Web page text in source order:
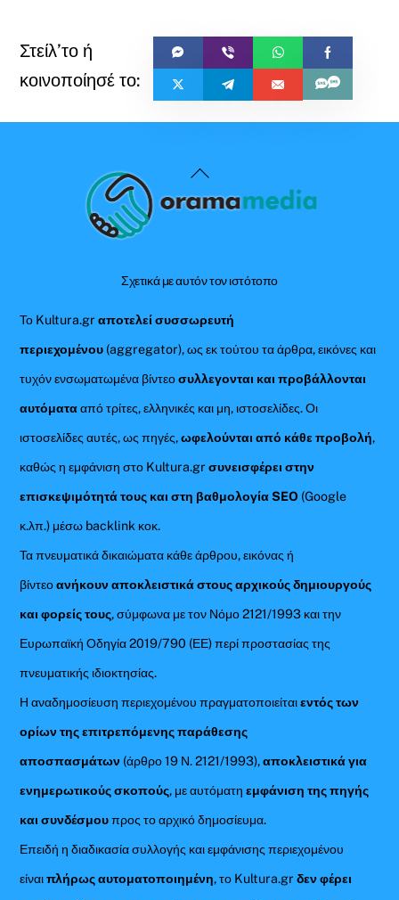
Back
To
Σχετικά με αυτόν τον ιστότοπο
Το Kultura.grαποτελεί συσσωρευτή
περιεχομένου (aggregator), ως εκ τούτου τα άρθρα, εικόνες και
τυχόν ενσωματωμένα βίντεοσυλλεγονται και προβάλλονται
αυτόματααπό τρίτες, ελληνικές και μη, ιστοσελίδες. Οι
ιστοσελίδες αυτές, ως πηγές,ωφελούνται από κάθε προβολή,
καθώς η εμφάνιση στο Kultura.gr συνεισφέρει στην
επισκεψιμότητά τους και στη βαθμολογία SEO (Google
κ.λπ.) μέσω backlink κοκ.
Τα πνευματικά δικαιώματα κάθε άρθρου, εικόνας ή
βίντεοανήκουν αποκλειστικά στους αρχικούς δημιουργούς
και φορείς τους, σύμφωνα με τον Νόμο 2121/1993 και την
Ευρωπαϊκή Οδηγία 2019/790 (ΕΕ) περί προστασίας της
πνευματικής ιδιοκτησίας.
Η αναδημοσίευση περιεχομένου πραγματοποιείταιεντός των
ορίων της επιτρεπόμενης παράθεσης
αποσπασμάτων (άρθρο 19 Ν. 2121/1993),αποκλειστικά για
ενημερωτικούς σκοπούς, με αυτόματηεμφάνιση της πηγής
και συνδέσμουπρος το αρχικό δημοσίευμα.
Επειδή η διαδικασία συλλογής και εμφάνισης περιεχομένου
είναιπλήρως αυτοματοποιημένη, το Kultura.grδεν φέρει